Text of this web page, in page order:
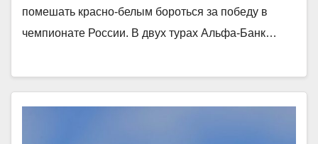
помешать красно‑белым бороться за победу в
чемпионате России. В двух турах Альфа‑Банк…